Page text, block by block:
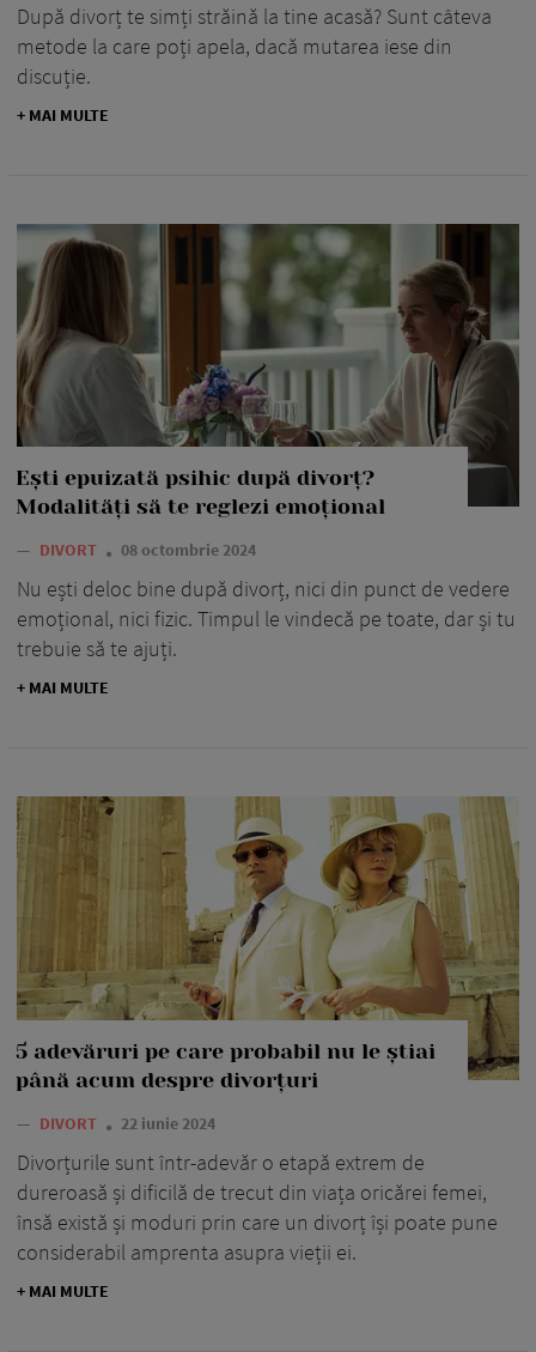
După divorț te simți străină la tine acasă? Sunt câteva
metode la care poți apela, dacă mutarea iese din
discuție.
+ MAI MULTE
Ești epuizată psihic după divorț?
Modalități să te reglezi emoțional
— DIVORT 08 octombrie 2024
Nu ești deloc bine după divorț, nici din punct de vedere
emoțional, nici fizic. Timpul le vindecă pe toate, dar și tu
trebuie să te ajuți.
+ MAI MULTE
5 adevăruri pe care probabil nu le știai
până acum despre divorțuri
— DIVORT 22 iunie 2024
Divorțurile sunt într-adevăr o etapă extrem de
dureroasă și dificilă de trecut din viața oricărei femei,
însă există și moduri prin care un divorț își poate pune
considerabil amprenta asupra vieții ei.
+ MAI MULTE